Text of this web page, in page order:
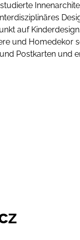
auf
und Homedekor
Postkarten und